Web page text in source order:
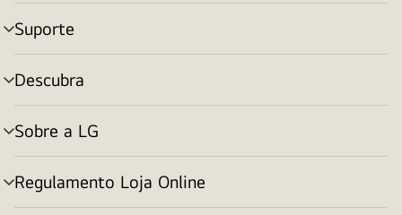
Suporte
alternar
menu
Descubra
alternar
menu
Sobre a LG
alternar
menu
Regulamento Loja Online
alternar
menu